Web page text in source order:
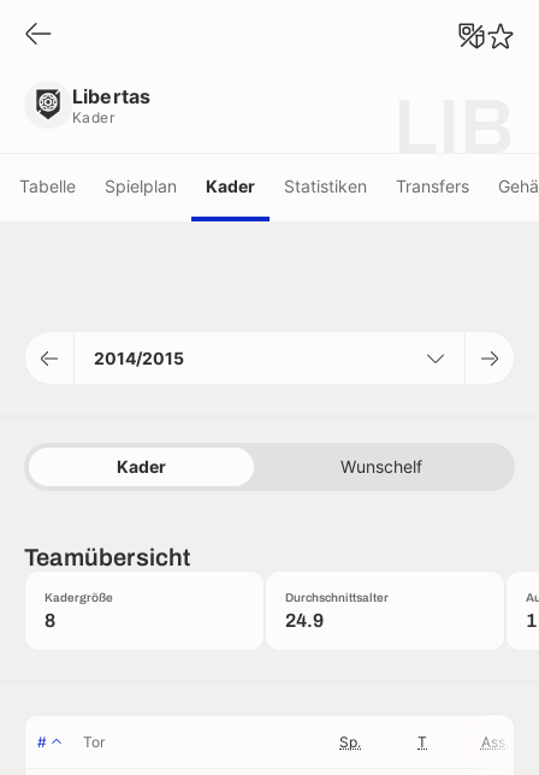
Libertas
Kader
Tabelle Spielplan Kader Statistiken Transfers
2014/2015
Kader Wunschelf
Teamübersicht
Kadergröße
8
Durchschnittsalter
24.9
# Tor Sp. T Ass.